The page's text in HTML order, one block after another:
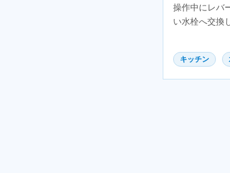
操作中にレバ
い水栓へ交換
キッチン